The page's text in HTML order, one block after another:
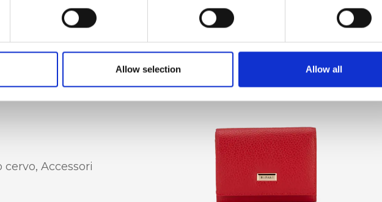
Allow selection Allow all
monete con zip,
Chiusura con
Portacarte
Accessori